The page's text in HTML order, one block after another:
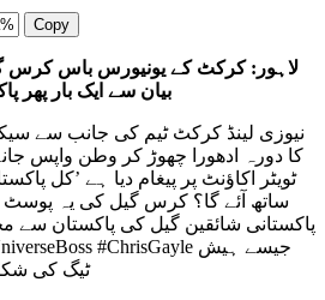
Copy
لاہور: کرکٹ کے یونیورس باس کرس
بیان سے ایک بار پھر
نیوزی لینڈ کرکٹ ٹیم کی جانب سے
کا دورہ ادھورا چھوڑ کر وطن واپس
ٹویٹر اکاؤنٹ پر پیغام دیا ہے ’کل
ساتھ آئے گا؟ کرس گیل کی یہ پوسٹ
پاکستانی شائقین گیل کی پاکستان سے
ٹیگ کی شکل